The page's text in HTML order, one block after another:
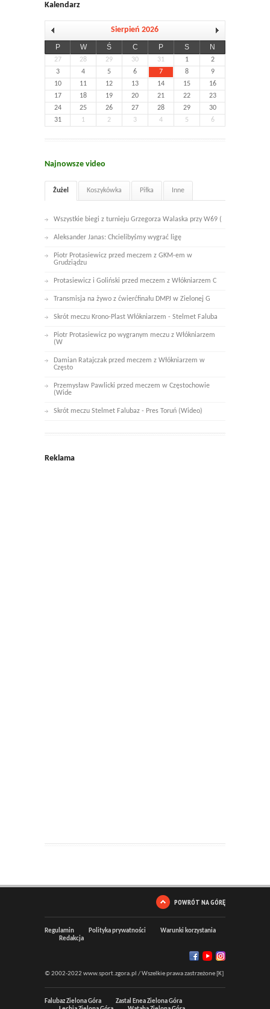
Kalendarz
Sierpień 2026
P W Ś C P S N
27 28 29 30 31 1
2
3
4 5 6 7 8
9
10
11 12 13 14 15
16
17
18 19 20 21 22
23
24
25 26 27 28 29
30
31
1 2 3 4 5 6
Najnowsze video
Żużel Koszykówka Piłka Inne
Wszystkie biegi z turnieju Grzegorza Walaska przy W69 (
Aleksander Janas: Chcielibyśmy wygrać ligę
Piotr Protasiewicz przed meczem z GKM-em w
Grudziądzu
Protasiewicz i Goliński przed meczem z Włókniarzem C
Transmisja na żywo z ćwierćfinału DMPJ w Zielonej G
Skrót meczu Krono-Plast Włókniarzem - Stelmet Faluba
Piotr Protasiewicz po wygranym meczu z Włókniarzem
(W
Damian Ratajczak przed meczem z Włókniarzem w
Często
Przemysław Pawlicki przed meczem w Częstochowie
(Wide
Skrót meczu Stelmet Falubaz - Pres Toruń (Wideo)
Reklama
POWRÓT NA GÓRĘ
Regulamin Polityka prywatności
Warunki korzystania
Redakcja
© 2002-2022 www.sport.zgora.pl / Wszelkie prawa zastrzeżone [K]
Falubaz Zielona Góra
Zastal Enea Zielona Góra